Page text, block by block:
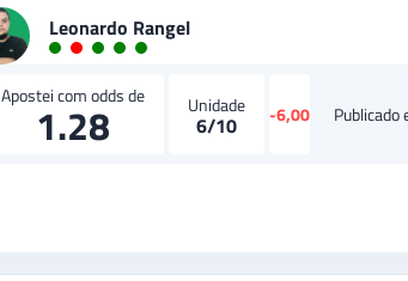
Leonardo Rangel
Apostei com odds de
1.28 Unidade
6/10 -6,00